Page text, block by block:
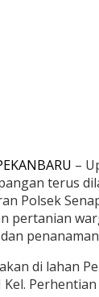
–
terus
Polsek
pertanian
di lahan
Kel.